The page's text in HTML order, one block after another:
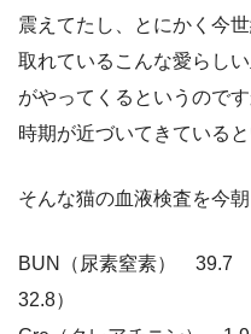
震えてたし、とにかく今
取れているこんな愛らし
がやってくるというので
時期が近づいてきていると
そんな猫の血液検査を今朝
BUN（尿素窒素）
32.8）